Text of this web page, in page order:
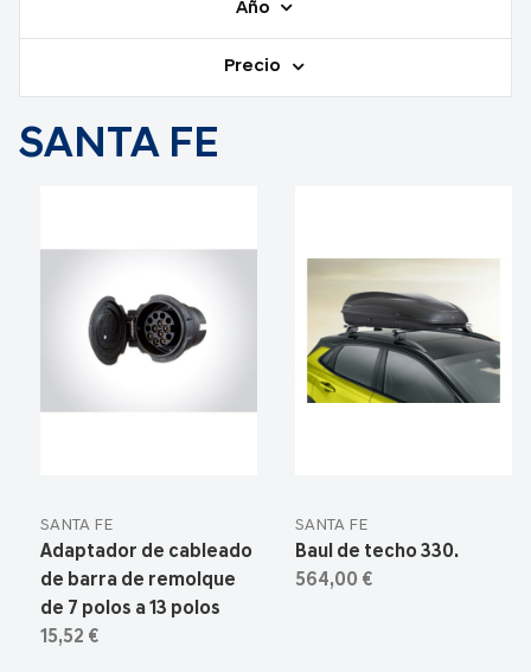
Año
Precio
SANTA FE
SANTA FE
Adaptador de cableado
de barra de remolque
de 7 polos a 13 polos
15,52 €
SANTA FE
Baul de techo 330.
564,00 €